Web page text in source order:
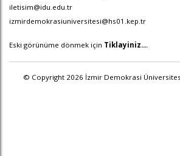
iletisim@idu.edu.tr
izmirdemokrasiuniversitesi@hs01.kep.tr
Eski görünüme dönmek için Tiklayiniz....
© Copyright 2026 İzmir Demokrasi Üniversitesi